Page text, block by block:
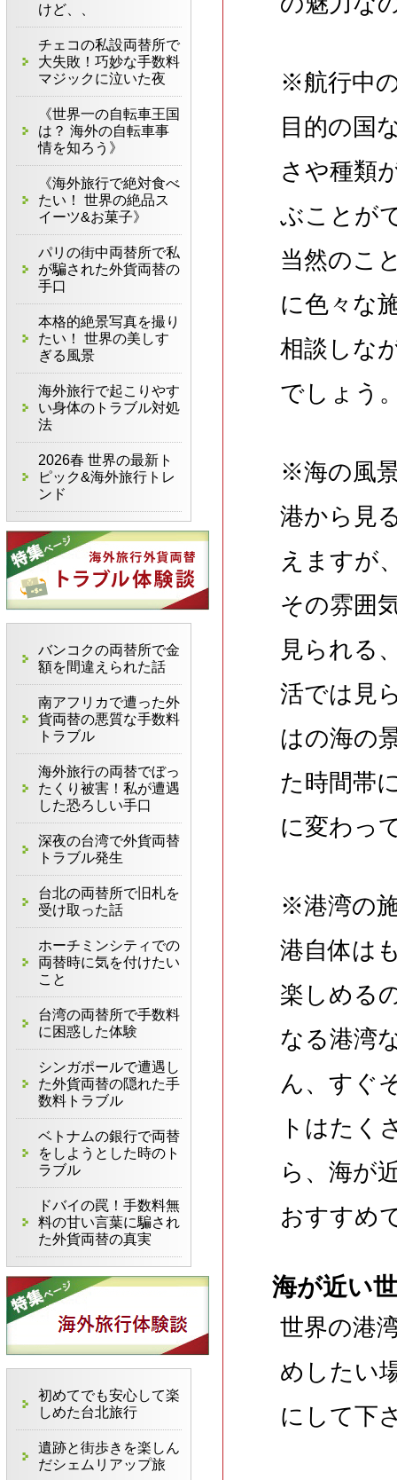
※航行中
目的の国
さや種類
ぶことが
当然のこ
に色々な
相談しな
でしょう
※海の風
港から見
えますが
その雰囲
見られる
活では見
はの海の
た時間帯
に変わっ
※港湾の
港自体は
楽しめる
なる港湾
ん、すぐ
トはたく
ら、海が
おすすめ
海が近い
世界の港
めしたい
にして下
けど、、
チェコの私設両替所で
大失敗！巧妙な手数料
マジックに泣いた夜
《世界一の自転車王国
は？ 海外の自転車事
情を知ろう》
《海外旅行で絶対食べ
たい！ 世界の絶品ス
イーツ&お菓子》
パリの街中両替所で私
が騙された外貨両替の
手口
本格的絶景写真を撮り
たい！ 世界の美しす
ぎる風景
海外旅行で起こりやす
い身体のトラブル対処
法
2026春 世界の最新ト
ピック&海外旅行トレ
ンド
バンコクの両替所で金
額を間違えられた話
南アフリカで遭った外
貨両替の悪質な手数料
トラブル
海外旅行の両替でぼっ
たくり被害！私が遭遇
した恐ろしい手口
深夜の台湾で外貨両替
トラブル発生
台北の両替所で旧札を
受け取った話
ホーチミンシティでの
両替時に気を付けたい
こと
台湾の両替所で手数料
に困惑した体験
シンガポールで遭遇し
た外貨両替の隠れた手
数料トラブル
ベトナムの銀行で両替
をしようとした時のト
ラブル
ドバイの罠！手数料無
料の甘い言葉に騙され
た外貨両替の真実
初めてでも安心して楽
しめた台北旅行
遺跡と街歩きを楽しん
だシェムリアップ旅